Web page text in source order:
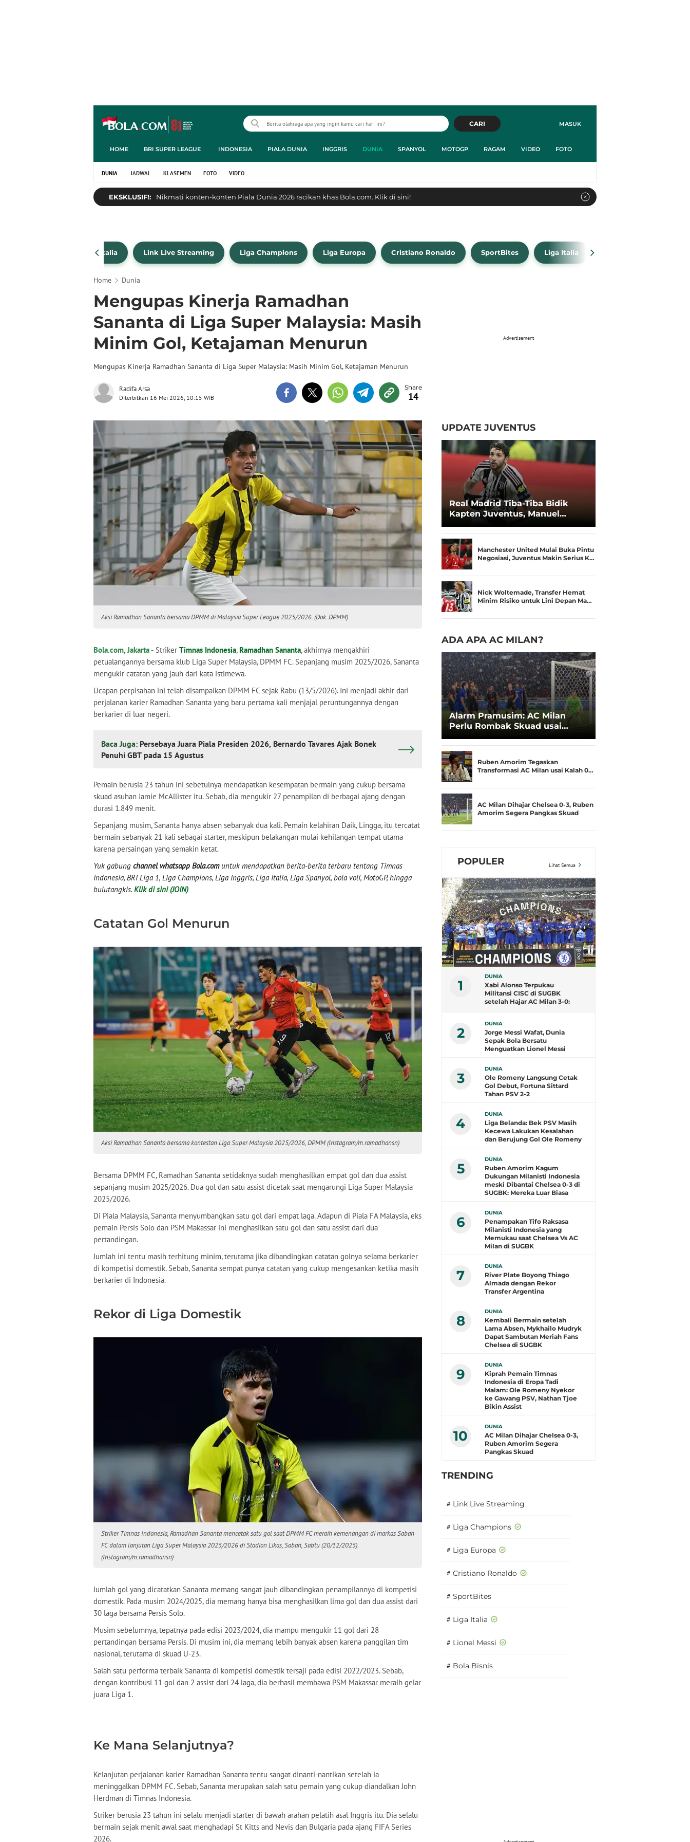
MASUK
CARI
HOME BRI SUPER LEAGUE INDONESIA PIALA DUNIA INGGRIS DUNIA SPANYOL MOTOGP RAGAM VIDEO FOTO
DUNIA JADWAL KLASEMEN FOTO VIDEO
EKSKLUSIF!: Nikmati konten-konten Piala Dunia 2026 racikan khas Bola.com. Klik di sini!
Liga Italia Link Live Streaming Liga Champions Liga Europa Cristiano Ronaldo SportBites Liga Italia
Home Dunia
Mengupas Kinerja Ramadhan
Sananta di Liga Super Malaysia: Masih
Minim Gol, Ketajaman Menurun
Mengupas Kinerja Ramadhan Sananta di Liga Super Malaysia: Masih Minim Gol, Ketajaman Menurun
Radifa Arsa
Diterbitkan 16 Mei 2026, 10:15 WIB 14
Aksi Ramadhan Sananta bersama DPMM di Malaysia Super League 2025/2026. (Dok. DPMM)
Bola.com, Jakarta - Striker Timnas Indonesia,Ramadhan Sananta, akhirnya mengakhiri
petualangannya bersama klub Liga Super Malaysia, DPMM FC. Sepanjang musim 2025/2026, Sananta
mengukir catatan yang jauh dari kata istimewa.
Ucapan perpisahan ini telah disampaikan DPMM FC sejak Rabu (13/5/2026). Ini menjadi akhir dari
perjalanan karier Ramadhan Sananta yang baru pertama kali menjajal peruntungannya dengan
berkarier di luar negeri.
Baca Juga: Persebaya Juara Piala Presiden 2026, Bernardo Tavares Ajak Bonek
Penuhi GBT pada 15 Agustus
Pemain berusia 23 tahun ini sebetulnya mendapatkan kesempatan bermain yang cukup bersama
skuad asuhan Jamie McAllister itu. Sebab, dia mengukir 27 penampilan di berbagai ajang dengan
durasi 1.849 menit.
Sepanjang musim, Sananta hanya absen sebanyak dua kali. Pemain kelahiran Daik, Lingga, itu tercatat
bermain sebanyak 21 kali sebagai starter, meskipun belakangan mulai kehilangan tempat utama
karena persaingan yang semakin ketat.
Yuk gabung channel whatsapp Bola.comuntuk mendapatkan berita-berita terbaru tentang Timnas
Indonesia, BRI Liga 1, Liga Champions, Liga Inggris, Liga Italia, Liga Spanyol, bola voli, MotoGP, hingga
bulutangkis. Klik di sini (JOIN)
Catatan Gol Menurun
Aksi Ramadhan Sananta bersama kontestan Liga Super Malaysia 2025/2026, DPMM (Instagram/m.ramadhansn)
Bersama DPMM FC, Ramadhan Sananta setidaknya sudah menghasilkan empat gol dan dua assist
sepanjang musim 2025/2026. Dua gol dan satu assist dicetak saat mengarungi Liga Super Malaysia
2025/2026.
Di Piala Malaysia, Sananta menyumbangkan satu gol dari empat laga. Adapun di Piala FA Malaysia, eks
pemain Persis Solo dan PSM Makassar ini menghasilkan satu gol dan satu assist dari dua
pertandingan.
Jumlah ini tentu masih terhitung minim, terutama jika dibandingkan catatan golnya selama berkarier
di kompetisi domestik. Sebab, Sananta sempat punya catatan yang cukup mengesankan ketika masih
berkarier di Indonesia.
Rekor di Liga Domestik
Striker Timnas Indonesia, Ramadhan Sananta mencetak satu gol saat DPMM FC meraih kemenangan di markas Sabah
FC dalam lanjutan Liga Super Malaysia 2025/2026 di Stadion Likas, Sabah, Sabtu (20/12/2025).
(Instagram/m.ramadhansn)
Jumlah gol yang dicatatkan Sananta memang sangat jauh dibandingkan penampilannya di kompetisi
domestik. Pada musim 2024/2025, dia memang hanya bisa menghasilkan lima gol dan dua assist dari
30 laga bersama Persis Solo.
Musim sebelumnya, tepatnya pada edisi 2023/2024, dia mampu mengukir 11 gol dari 28
pertandingan bersama Persis. Di musim ini, dia memang lebih banyak absen karena panggilan tim
nasional, terutama di skuad U-23.
Salah satu performa terbaik Sananta di kompetisi domestik tersaji pada edisi 2022/2023. Sebab,
dengan kontribusi 11 gol dan 2 assist dari 24 laga, dia berhasil membawa PSM Makassar meraih gelar
juara Liga 1.
Ke Mana Selanjutnya?
Kelanjutan perjalanan karier Ramadhan Sananta tentu sangat dinanti-nantikan setelah ia
meninggalkan DPMM FC. Sebab, Sananta merupakan salah satu pemain yang cukup diandalkan John
Herdman di Timnas Indonesia.
Striker berusia 23 tahun ini selalu menjadi starter di bawah arahan pelatih asal Inggris itu. Dia selalu
bermain sejak menit awal saat menghadapi St Kitts and Nevis dan Bulgaria pada ajang FIFA Series
2026.
Advertisement
UPDATE JUVENTUS
Real Madrid Tiba-Tiba Bidik
Kapten Juventus, Manuel
Manchester United Mulai Buka Pintu
Negosiasi, Juventus Makin Serius K…
Nick Woltemade, Transfer Hemat
Minim Risiko untuk Lini Depan Ma…
ADA APA AC MILAN?
Alarm Pramusim: AC Milan
Perlu Rombak Skuad usai
Ruben Amorim Tegaskan
Transformasi AC Milan usai Kalah 0…
AC Milan Dihajar Chelsea 0-3, Ruben
Amorim Segera Pangkas Skuad
POPULER Lihat Semua
1
DUNIA
Xabi Alonso Terpukau
Militansi CISC di SUGBK
setelah Hajar AC Milan 3-0:
2
DUNIA
Jorge Messi Wafat, Dunia
Sepak Bola Bersatu
Menguatkan Lionel Messi
3
DUNIA
Ole Romeny Langsung Cetak
Gol Debut, Fortuna Sittard
Tahan PSV 2-2
4
DUNIA
Liga Belanda: Bek PSV Masih
Kecewa Lakukan Kesalahan
dan Berujung Gol Ole Romeny
5
DUNIA
Ruben Amorim Kagum
Dukungan Milanisti Indonesia
meski Dibantai Chelsea 0-3 di
SUGBK: Mereka Luar Biasa
6
DUNIA
Penampakan Tifo Raksasa
Milanisti Indonesia yang
Memukau saat Chelsea Vs AC
Milan di SUGBK
7
DUNIA
River Plate Boyong Thiago
Almada dengan Rekor
Transfer Argentina
8
DUNIA
Kembali Bermain setelah
Lama Absen, Mykhailo Mudryk
Dapat Sambutan Meriah Fans
Chelsea di SUGBK
9
DUNIA
Kiprah Pemain Timnas
Indonesia di Eropa Tadi
Malam: Ole Romeny Nyekor
ke Gawang PSV, Nathan Tjoe
Bikin Assist
10
DUNIA
AC Milan Dihajar Chelsea 0-3,
Ruben Amorim Segera
Pangkas Skuad
TRENDING
# Link Live Streaming
# Liga Champions
# Liga Europa
# Cristiano Ronaldo
# SportBites
# Liga Italia
# Lionel Messi
# Bola Bisnis